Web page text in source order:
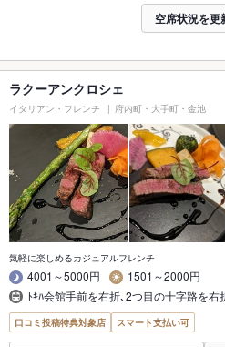
空席状況を更
ラクーアンクロシェ
イタリアン・フレンチ 府内町・大手町・金池
気軽に楽しめるカジュアルフレンチ
4001～5000円
1501～2000円
ﾄｷﾊ会館手前を右折､2つ目の十字路を右
口コミ投稿特典対象店 スマート支払い可